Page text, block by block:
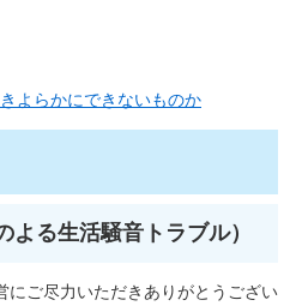
よらかにできないものか
る生活騒音トラブル）
ご尽力いただきありがとうござい